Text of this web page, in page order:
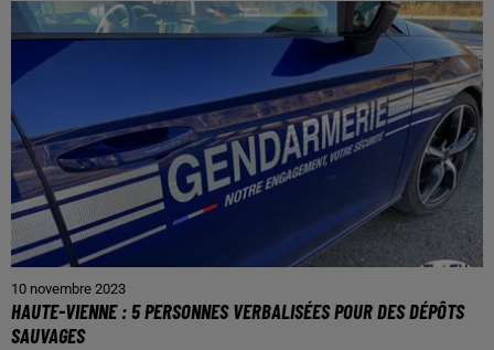
10 novembre 2023
HAUTE-VIENNE : 5 PERSONNES VERBALISÉES POUR DES DÉPÔTS
SAUVAGES